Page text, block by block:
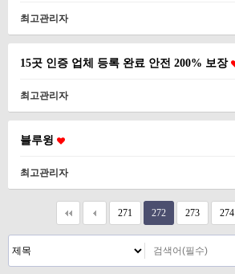
최고관리자
15곳 인증 업체 등록 완료 안전 200% 보장
최고관리자
블루윙
최고관리자
271 272 273 274